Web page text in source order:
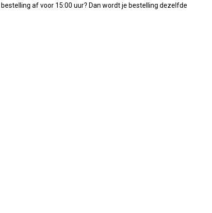
af voor 15:00 uur? Dan wordt je bestelling dezelfde